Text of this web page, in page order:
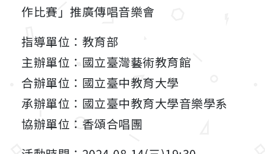
作比賽」推廣傳唱音樂會
指導單位：教育部
主辦單位：國立臺灣藝術教育館
合辦單位：國立臺中教育大學
承辦單位：國立臺中教育大學音樂學系
協辦單位：香頌合唱團